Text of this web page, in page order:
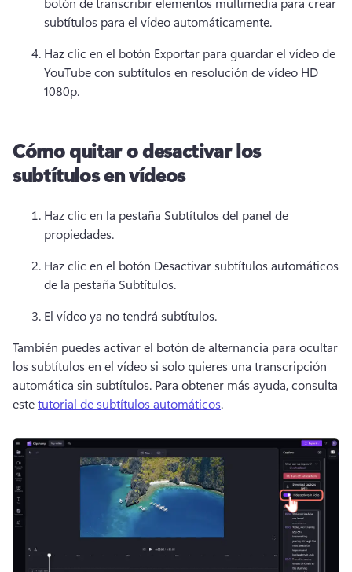
subtítulos para el vídeo automáticamente.
Haz clic en el botón Exportar para guardar el vídeo de
YouTube con subtítulos en resolución de vídeo HD
1080p.
Cómo quitar o desactivar los
subtítulos en vídeos
Haz clic en la pestaña Subtítulos del panel de
propiedades.
Haz clic en el botón Desactivar subtítulos automáticos
de la pestaña Subtítulos.
El vídeo ya no tendrá subtítulos.
También puedes activar el botón de alternancia para ocultar
los subtítulos en el vídeo si solo quieres una transcripción
automática sin subtítulos. Para obtener más ayuda, consulta
este tutorial de subtítulos automáticos.